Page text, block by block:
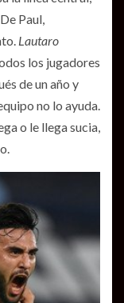
Paul,
Lautaro
los jugadores
de un año y
no lo ayuda.
o le llega sucia,